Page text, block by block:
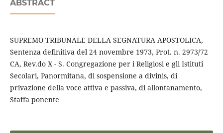
ABSTRACT
SUPREMO TRIBUNALE DELLA SEGNATURA APOSTOLICA,
Sentenza definitiva del 24 novembre 1973, Prot. n. 2973/72
CA, Rev.do X - S. Congregazione per i Religiosi e gli Istituti
Secolari, Panormitana, di sospensione a divinis, di
privazione della voce attiva e passiva, di allontanamento,
Staffa ponente